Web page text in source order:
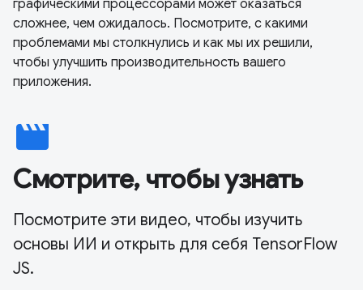
графическими процессорами может оказаться
сложнее, чем ожидалось. Посмотрите, с какими
проблемами мы столкнулись и как мы их решили,
чтобы улучшить производительность вашего
приложения.
movie
Смотрите, чтобы узнать
Посмотрите эти видео, чтобы изучить
основы ИИ и открыть для себя TensorFlow
JS.